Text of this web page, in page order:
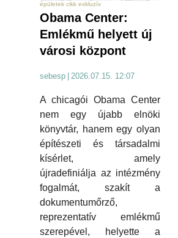
épületek cikk exkluzív
Obama Center:
Emlékmű helyett új
városi központ
sebesp 2026.07.15. 12:07
A chicagói Obama Center
nem egy újabb elnöki
könyvtár, hanem egy olyan
építészeti és társadalmi
kísérlet, amely
újradefiniálja az intézmény
fogalmát, szakít a
dokumentumőrző,
reprezentatív emlékmű
szerepével, helyette a